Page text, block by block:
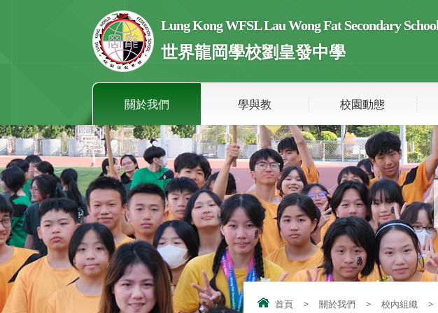
Lung Kong WFSL Lau Wong Fat Secondary School
世界龍岡學校劉皇發中學
關於我們 學與教 校園動態
首頁 > 關於我們 > 校內組織 >